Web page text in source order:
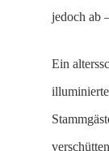
jedoch ab
Ein